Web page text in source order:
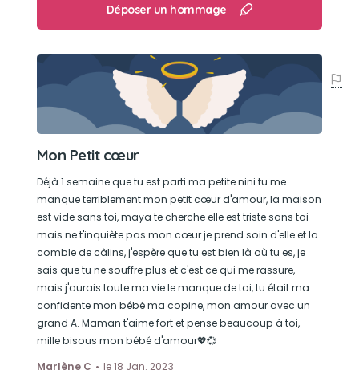
Sieste avec sa maman et maya, regarder les
Déposer un hommage
Mon Petit cœur
Déjà 1 semaine que tu est parti ma petite nini tu me
manque terriblement mon petit cœur d'amour, la maison
est vide sans toi, maya te cherche elle est triste sans toi
mais ne t'inquiète pas mon cœur je prend soin d'elle et la
comble de câlins, j'espère que tu est bien là où tu es, je
sais que tu ne souffre plus et c'est ce qui me rassure,
mais j'aurais toute ma vie le manque de toi, tu était ma
confidente mon bébé ma copine, mon amour avec un
grand A. Maman t'aime fort et pense beaucoup à toi,
mille bisous mon bébé d'amour💖💞
Marlène C
le 18 Jan. 2023